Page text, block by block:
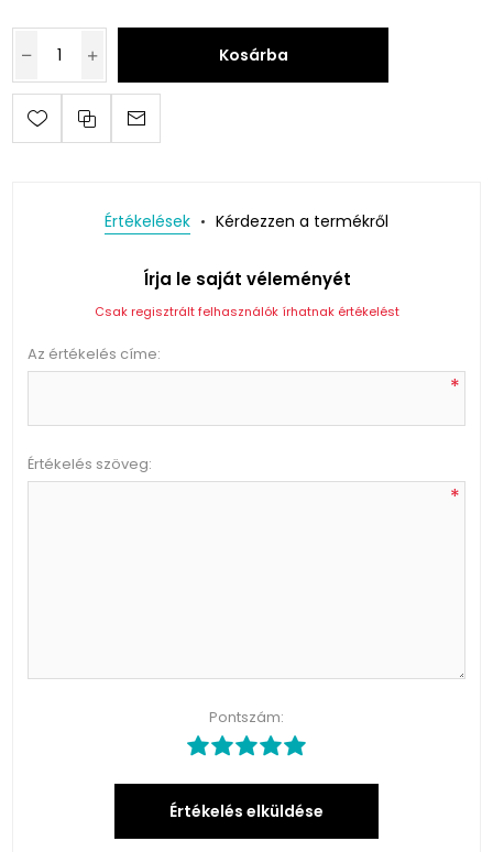
Kosárba
Értékelések Kérdezzen a termékről
Írja le saját véleményét
Csak regisztrált felhasználók írhatnak értékelést
Az értékelés címe:
*
Értékelés szöveg:
*
Pontszám:
Értékelés elküldése